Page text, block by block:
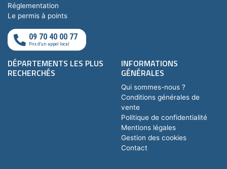
Réglementation
Le permis à points
09 70 40 00 77
Prix d'un appel local
DÉPARTEMENTS LES PLUS
RECHERCHÉS
INFORMATIONS
GÉNÉRALES
Qui sommes-nous ?
Conditions générales de
vente
Politique de confidentialité
Mentions légales
Gestion des cookies
Contact